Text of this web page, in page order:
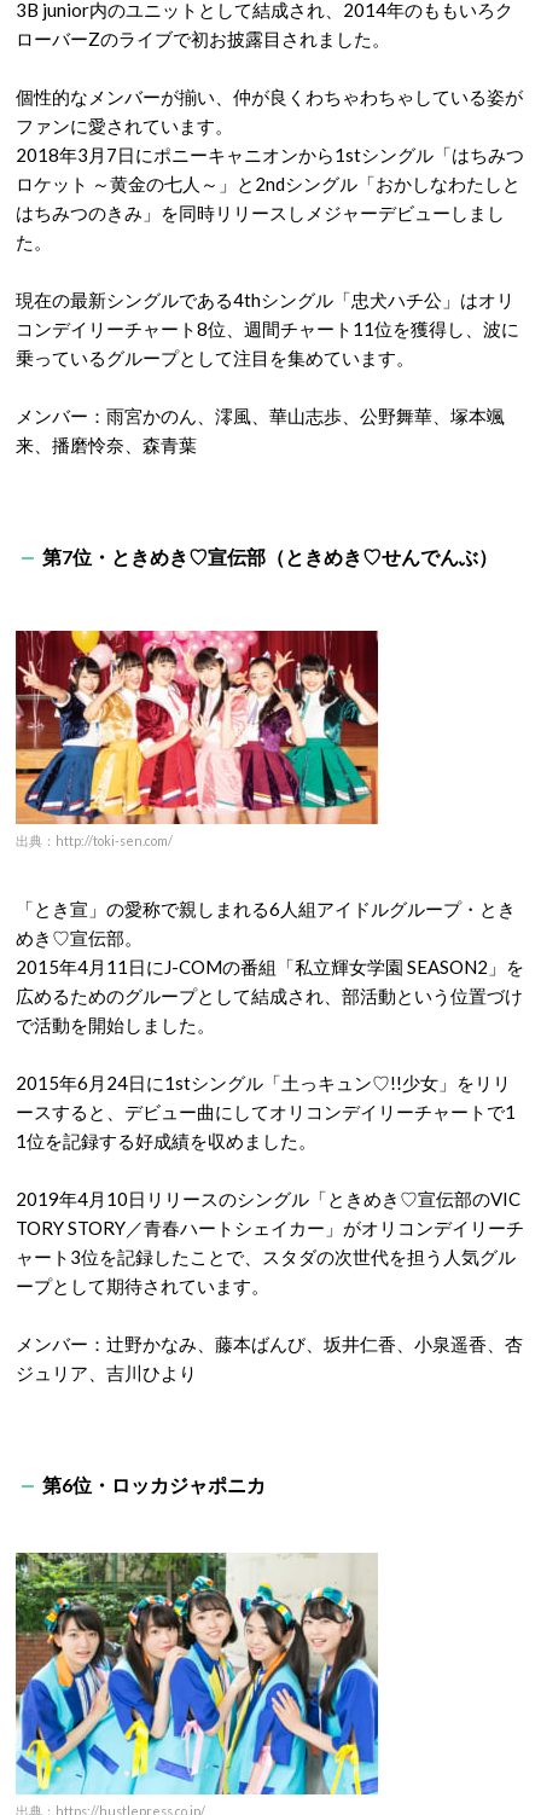
3B junior内のユニットとして結成され、2014年のももいろク
ローバーZのライブで初お披露目されました。
個性的なメンバーが揃い、仲が良くわちゃわちゃしている姿が
ファンに愛されています。
2018年3月7日にポニーキャニオンから1stシングル「はちみつ
ロケット ～黄金の七人～」と2ndシングル「おかしなわたしと
はちみつのきみ」を同時リリースしメジャーデビューしまし
た。
現在の最新シングルである4thシングル「忠犬ハチ公」はオリ
コンデイリーチャート8位、週間チャート11位を獲得し、波に
乗っているグループとして注目を集めています。
メンバー：雨宮かのん、澪風、華山志歩、公野舞華、塚本颯
来、播磨怜奈、森青葉
第7位・ときめき♡宣伝部（ときめき♡せんでんぶ）
出典：http://toki-sen.com/
「とき宣」の愛称で親しまれる6人組アイドルグループ・とき
めき♡宣伝部。
2015年4月11日にJ-COMの番組「私立輝女学園 SEASON2」を
広めるためのグループとして結成され、部活動という位置づけ
で活動を開始しました。
2015年6月24日に1stシングル「土っキュン♡!!少女」をリリ
ースすると、デビュー曲にしてオリコンデイリーチャートで1
1位を記録する好成績を収めました。
2019年4月10日リリースのシングル「ときめき♡宣伝部のVIC
TORY STORY／青春ハートシェイカー」がオリコンデイリーチ
ャート3位を記録したことで、スタダの次世代を担う人気グル
ープとして期待されています。
メンバー：辻野かなみ、藤本ばんび、坂井仁香、小泉遥香、杏
ジュリア、吉川ひより
第6位・ロッカジャポニカ
出典：https://hustlepress.co.jp/